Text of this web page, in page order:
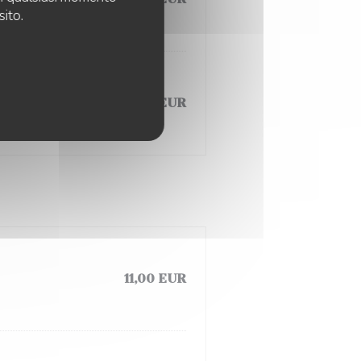
15,00 EUR
11,00 EUR